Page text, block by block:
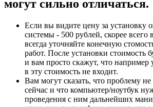
могут сильно отличаться.
Если вы видите цену за установку
системы - 500 рублей, скорее всего
всегда уточняйте конечную
работ. После установки стоимость
и вам просто скажут, что например
в эту стоимость не входит.
Вам могут сказать, что проблему не
сейчас и что компьютер/ноутбук
проведения с ним дальнейших